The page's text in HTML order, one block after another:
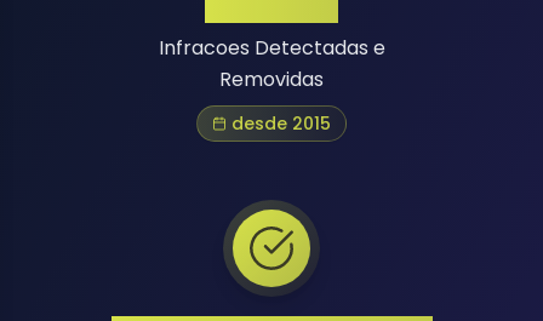
Infracoes Detectadas e
Removidas
desde 2015